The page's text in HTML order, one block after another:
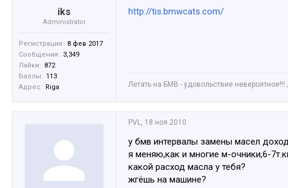
iks
Administrator
Регистрация: 8 фев 2017
Сообщения: 3,349
Лайки: 872
Баллы: 113
Адрес: Riga
http://tis.bmwcats.com/
Летать на БМВ - удовольствие невероятное!!!
PVL, 18 ноя 2010
у бмв интервалы замены масел
я меняю,как и многие м-очники,6-
какой расход масла у тебя?
жгёшь на машине?